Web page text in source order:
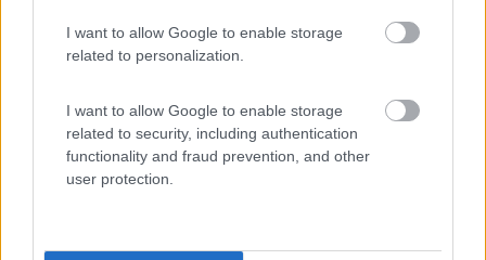
I want to allow Google to enable storage
related to personalization.
I want to allow Google to enable storage
related to security, including authentication
functionality and fraud prevention, and other
user protection.